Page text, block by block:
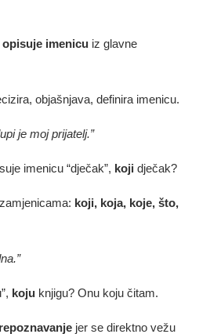
opisuje imenicu iz glavne
objašnjava, definira imenicu.
je moj prijatelj.”
imenicu “dječak”, koji dječak?
koji, koja, koje, što,
koju knjigu? Onu koju čitam.
jer se direktno vežu